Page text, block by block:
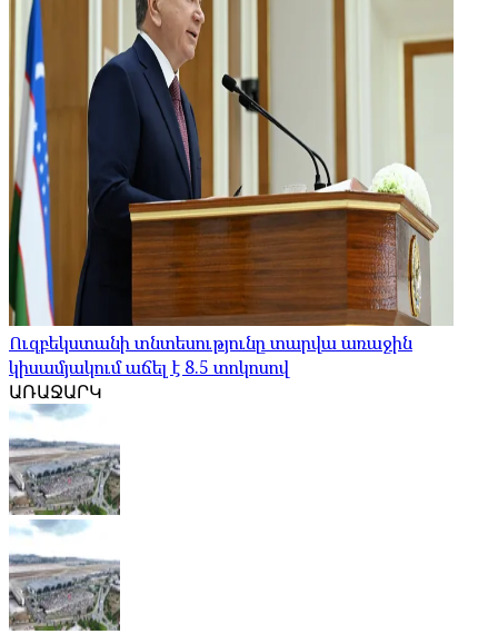
Ուզբեկստանի տնտեսությունը տարվա առաջին
կիսամյակում աճել է 8.5 տոկոսով
ԱՌԱՋԱՐԿ